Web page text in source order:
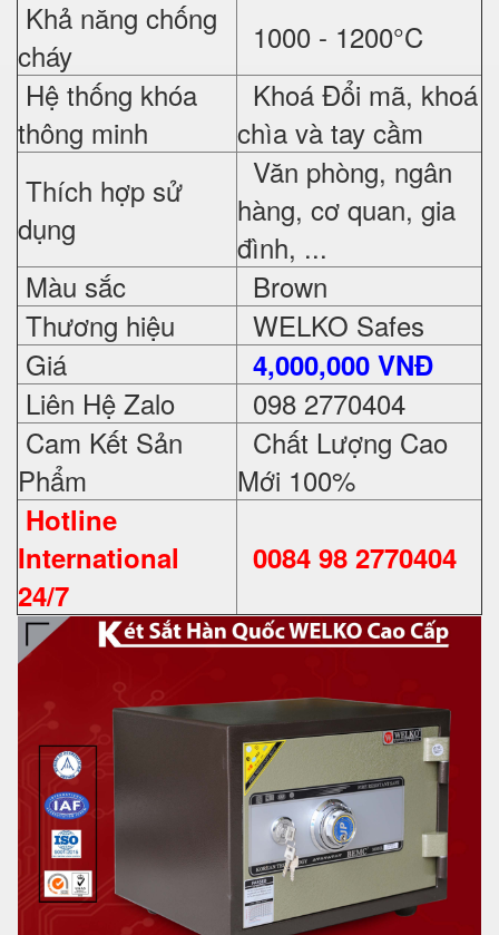
Khả năng chống
cháy
1000 - 1200°C
Hệ thống khóa
thông minh
Khoá Đổi mã, khoá
chìa và tay cầm
Thích hợp sử
dụng
Văn phòng, ngân
hàng, cơ quan, gia
đình, ...
Màu sắc
Brown
Thương hiệu
WELKO Safes
Giá
4,000,000 VNĐ
Liên Hệ Zalo
098 2770404
Cam Kết Sản
Phẩm
Chất Lượng Cao
Mới 100%
Hotline
International
24/7
0084 98 2770404